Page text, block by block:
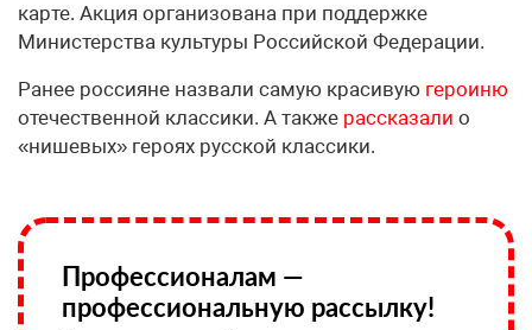
карте. Акция организована при поддержке
Министерства культуры Российской Федерации.
Ранее россияне назвали самую красивую героиню
отечественной классики. А также рассказали о
«нишевых» героях русской классики.
Профессионалам —
профессиональную рассылку!